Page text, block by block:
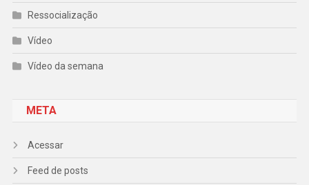
Ressocialização
Vídeo
Vídeo da semana
META
Acessar
Feed de posts